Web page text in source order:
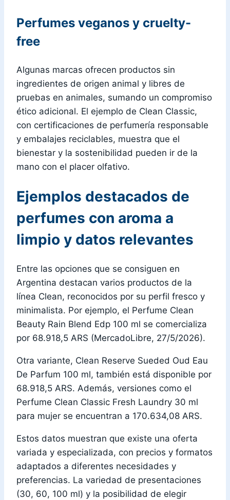
Perfumes veganos y cruelty-
free
Algunas marcas ofrecen productos sin
ingredientes de origen animal y libres de
pruebas en animales, sumando un compromiso
ético adicional. El ejemplo de Clean Classic,
con certificaciones de perfumería responsable
y embalajes reciclables, muestra que el
bienestar y la sostenibilidad pueden ir de la
mano con el placer olfativo.
Ejemplos destacados de
perfumes con aroma a
limpio y datos relevantes
Entre las opciones que se consiguen en
Argentina destacan varios productos de la
línea Clean, reconocidos por su perfil fresco y
minimalista. Por ejemplo, el Perfume Clean
Beauty Rain Blend Edp 100 ml se comercializa
por 68.918,5 ARS (MercadoLibre, 27/5/2026).
Otra variante, Clean Reserve Sueded Oud Eau
De Parfum 100 ml, también está disponible por
68.918,5 ARS. Además, versiones como el
Perfume Clean Classic Fresh Laundry 30 ml
para mujer se encuentran a 170.634,08 ARS.
Estos datos muestran que existe una oferta
variada y especializada, con precios y formatos
adaptados a diferentes necesidades y
preferencias. La variedad de presentaciones
(30, 60, 100 ml) y la posibilidad de elegir